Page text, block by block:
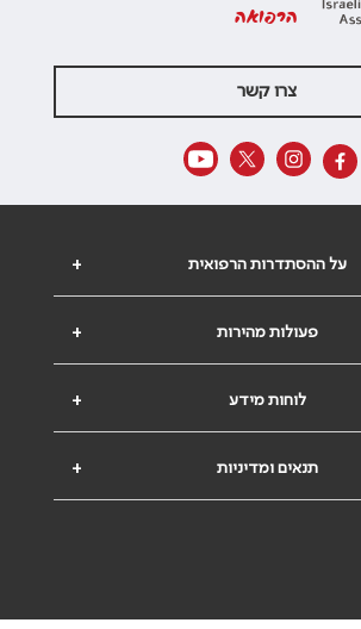
הרפואה
צרו קשר
+ על ההסתדרות הרפואית
+ פעולות מהירות
+ לוחות מידע
+ תנאים ומדיניות